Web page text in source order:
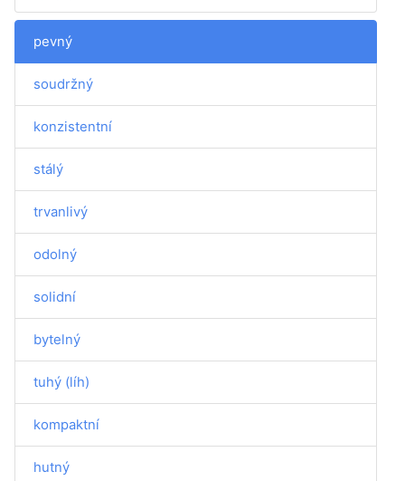
pevný
soudržný
konzistentní
stálý
trvanlivý
odolný
solidní
bytelný
tuhý (líh)
kompaktní
hutný